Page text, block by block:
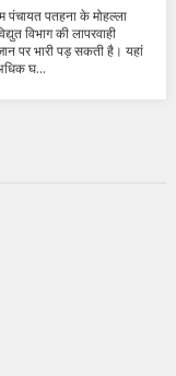
पंचायत पतहना के मोहल्ला
विभाग की लापरवाही
पर भारी पड़ सकती है। यहां
घ...